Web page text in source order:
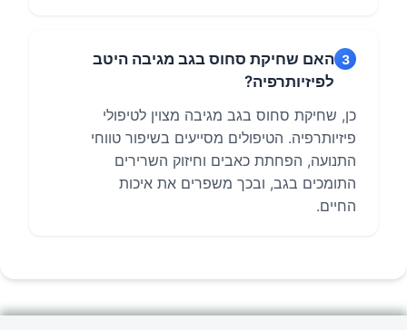
3 האם שחיקת סחוס בגב מגיבה היטב
לפיזיותרפיה?
כן, שחיקת סחוס בגב מגיבה מצוין לטיפולי
פיזיותרפיה. הטיפולים מסייעים בשיפור טווחי
התנועה, הפחתת כאבים וחיזוק השרירים
התומכים בגב, ובכך משפרים את איכות
החיים.